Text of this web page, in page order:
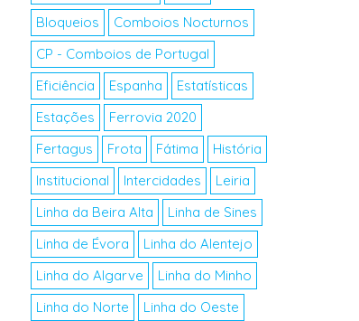
Bloqueios
Comboios Nocturnos
CP - Comboios de Portugal
Eficiência
Espanha
Estatísticas
Estações
Ferrovia 2020
Fertagus
Frota Fátima
História
Institucional
Intercidades
Leiria
Linha da Beira Alta
Linha de Sines
Linha de Évora
Linha do Alentejo
Linha do Algarve
Linha do Minho
Linha do Norte
Linha do Oeste